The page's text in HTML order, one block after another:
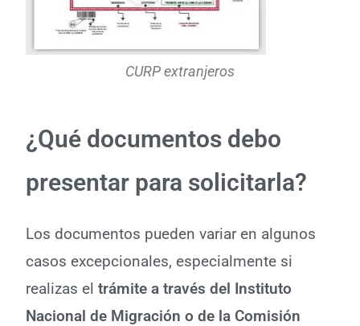
CURP extranjeros
¿Qué documentos debo
presentar para solicitarla?
Los documentos pueden variar en algunos
casos excepcionales, especialmente si
realizas eltrámite a través del Instituto
Nacional de Migración o de la Comisión